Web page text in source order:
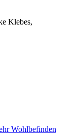
Klebes,
Wohlbefinden